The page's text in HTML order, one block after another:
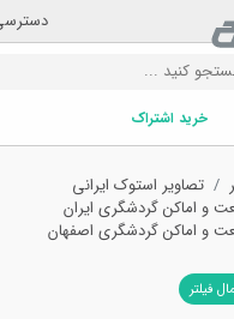
خرید اشتراک
تصاویر استوک ایرانی
و اماکن گردشگری ایران
و اماکن گردشگری اصفهان
فیلتر